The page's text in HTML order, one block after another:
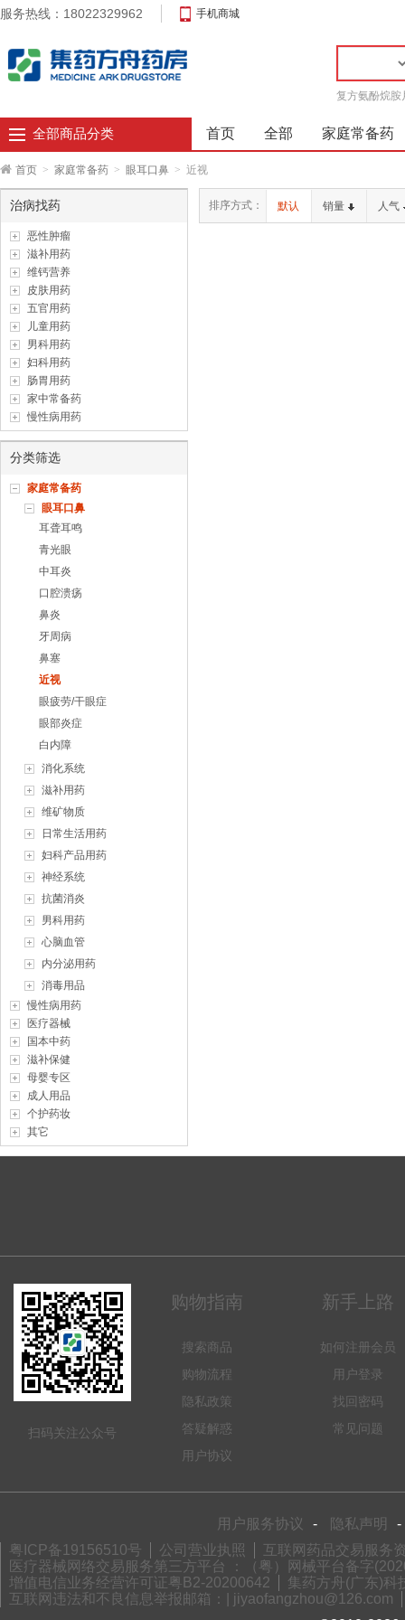
服务热线：18022329962 手机商城
复方氨酚烷胺
全部商品分类 首页 全部 家庭常备药
首页 > 家庭常备药 > 眼耳口鼻 > 近视
治病找药
恶性肿瘤
滋补用药
维钙营养
皮肤用药
五官用药
儿童用药
男科用药
妇科用药
肠胃用药
家中常备药
慢性病用药
分类筛选
家庭常备药
眼耳口鼻
耳聋耳鸣
青光眼
中耳炎
口腔溃疡
鼻炎
牙周病
鼻塞
近视
眼疲劳/干眼症
眼部炎症
白内障
消化系统
滋补用药
维矿物质
日常生活用药
妇科产品用药
神经系统
抗菌消炎
男科用药
心脑血管
内分泌用药
消毒用品
慢性病用药
医疗器械
国本中药
滋补保健
母婴专区
成人用品
个护药妆
其它
排序方式： 默认 销量 人气
扫码关注公众号
购物指南
搜索商品
购物流程
隐私政策
答疑解惑
用户协议
新手上路
如何注册会员
用户登录
找回密码
常见问题
用户服务协议 - 隐私声明
-
粤ICP备19156510号
公司营业执照
互联网药品交易服务
医疗器械网络交易服务第三方平台 ：（粤）网械平台备字
增值电信业务经营许可证粤B2-20200642
集药方舟(广东)科
互联网违法和不良信息举报邮箱：| jiyaofangzhou@126.com